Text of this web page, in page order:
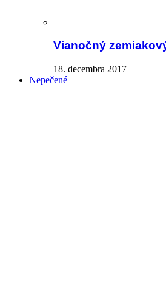
Vianočný
18. decembra 2017
Nepečené